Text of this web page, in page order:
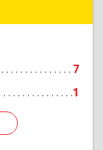
7
1
Подробнее